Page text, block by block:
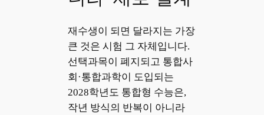
재수생이 되면 달라지는 가장
큰 것은 시험 그 자체입니다.
선택과목이 폐지되고 통합사
회·통합과학이 도입되는
2028학년도 통합형 수능은,
작년 방식의 반복이 아니라